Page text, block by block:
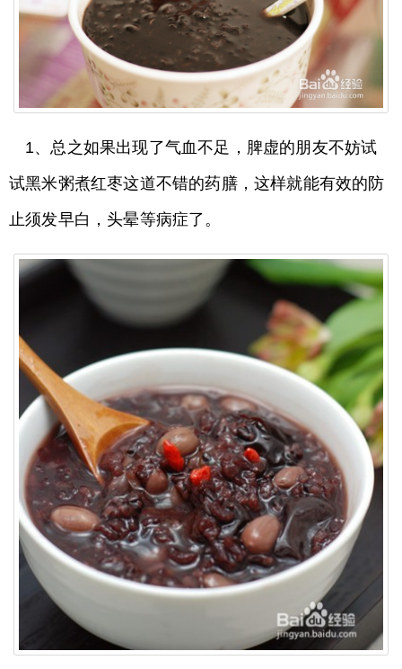
1、总之如果出现了气血不足，脾虚的朋友不妨试
试黑米粥煮红枣这道不错的药膳，这样就能有效的防
止须发早白，头晕等病症了。